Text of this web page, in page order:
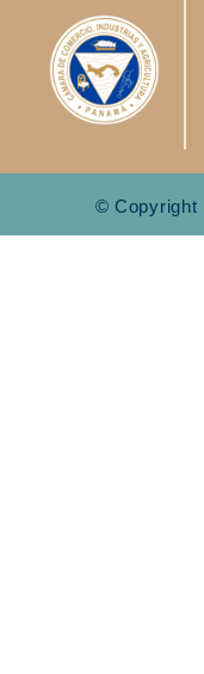
© Copyright